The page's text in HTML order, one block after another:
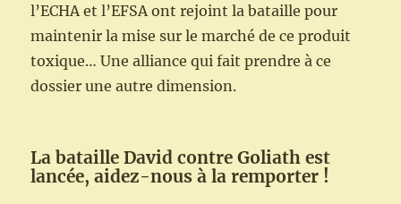
l’ECHA et l’EFSA ont rejoint la bataille pour
maintenir la mise sur le marché de ce produit
toxique… Une alliance qui fait prendre à ce
dossier une autre dimension.
La bataille David contre Goliath est
lancée, aidez-nous à la remporter !